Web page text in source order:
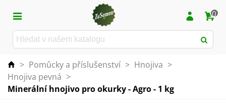
0
> Pomůcky a příslušenství > Hnojiva >
Hnojiva pevná >
Minerální hnojivo pro okurky - Agro - 1 kg